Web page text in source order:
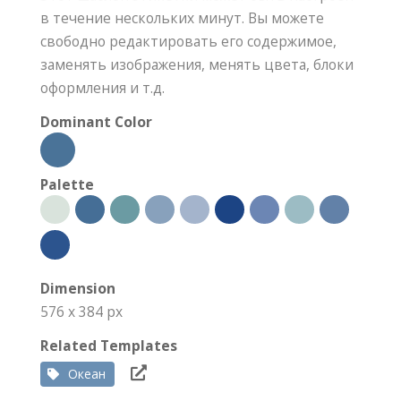
в течение нескольких минут. Вы можете
свободно редактировать его содержимое,
заменять изображения, менять цвета, блоки
оформления и т.д.
Dominant Color
Palette
Dimension
576 x 384 px
Related Templates
Океан